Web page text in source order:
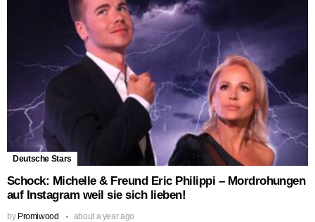
Deutsche Stars
Schock: Michelle & Freund Eric Philippi – Mordrohungen
auf Instagram weil sie sich lieben!
by Promiwood about a year ago